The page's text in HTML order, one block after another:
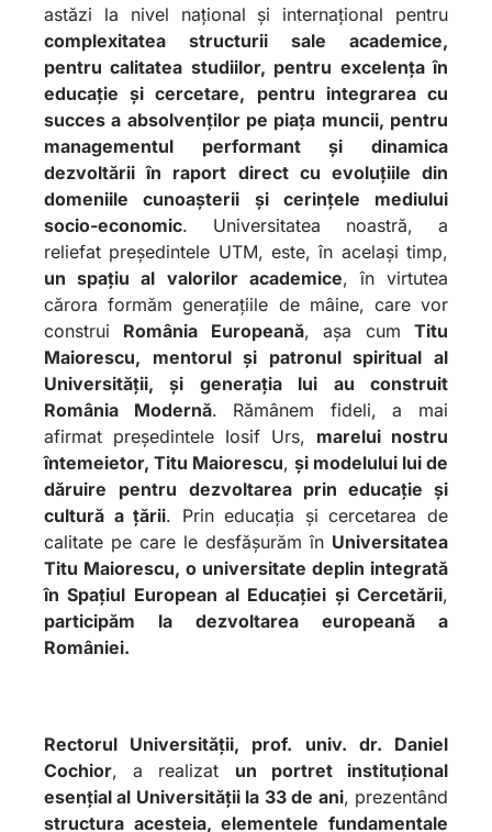
astăzi la nivel național și internațional pentru
complexitatea structurii sale academice,
pentru calitatea studiilor, pentru excelența în
educație și cercetare, pentru integrarea cu
succes a absolvenților pe piața muncii, pentru
managementul performant și dinamica
dezvoltării în raport direct cu evoluțiile din
domeniile cunoașterii și cerințele mediului
socio-economic. Universitatea noastră, a
reliefat președintele UTM, este, în același timp,
un spațiu al valorilor academice, în virtutea
cărora formăm generațiile de mâine, care vor
construi România Europeană, așa cumTitu
Maiorescu, mentorul și patronul spiritual al
Universității, și generația lui au construit
România Modernă. Rămânem fideli, a mai
afirmat președintele Iosif Urs, marelui nostru
întemeietor, Titu Maiorescu, și modelului lui de
dăruire
pentru dezvoltarea prin educație și
cultură a țării. Prin educația și cercetarea de
calitate pe care le desfășurăm în Universitatea
Titu Maiorescu, o universitate deplin integrată
în Spațiul European al Educației și Cercetării,
participăm la dezvoltarea europeană a
României.
Rectorul Universității, prof. univ. dr. Daniel
Cochior, a realizat un portret instituțional
esențial al Universității la 33 de ani, prezentând
structura acesteia, elementele fundamentale